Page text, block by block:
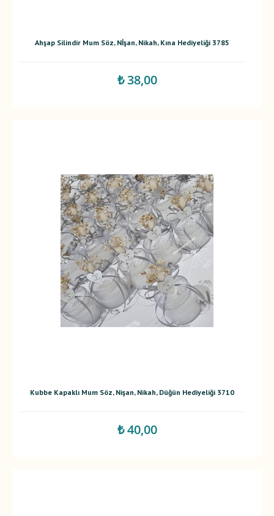
Ahşap Silindir Mum Söz, Nİşan, Nikah, Kına Hediyeliği 3785
₺ 38,00
Kubbe Kapaklı Mum Söz, Nişan, Nikah, Düğün Hediyeliği 3710
₺ 40,00